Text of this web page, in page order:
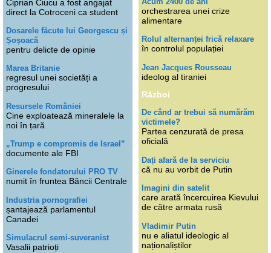
Ciprian Ciucu a fost angajat
direct la Cotroceni ca student
Dosarele făcute lui Georgescu și
Șoșoacă
pentru delicte de opinie
Marea Britanie
regresul unei societăți a
progresului
Resursele României
Cine exploatează mineralele la
noi în țară
„Trump e compromis de Israel”
documente ale FBI
Ginerele fondatorului PRO TV
numit în fruntea Băncii Centrale
Industria pornografiei
șantajează parlamentul
Canadei
Simulacrul semi-suveranist
Vasalii patrioți
orchestrarea unei crize
alimentare
Rolul alternanței frică relaxare
în controlul populației
Jean Jacques Rousseau
ideolog al tiraniei
Război
De când ar trebui să numărăm
victimele?
Partea cenzurată de presa
oficială
Dați afară de la serviciu
că nu au vorbit de Putin
Imagini din satelit
care arată încercuirea Kievului
de către armata rusă
Vladimir Putin
nu e aliatul ideologic al
naționaliștilor